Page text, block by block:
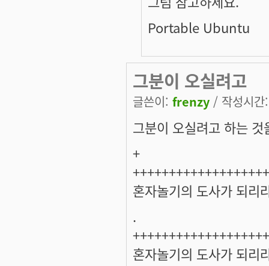
Portable Ubuntu
그분이 오실려고
글쓴이: frenzy / 작성시
그분이 오실려고 하는
+
혼자놀기의 도사가 되리
.
혼자놀기의 도사가 되리